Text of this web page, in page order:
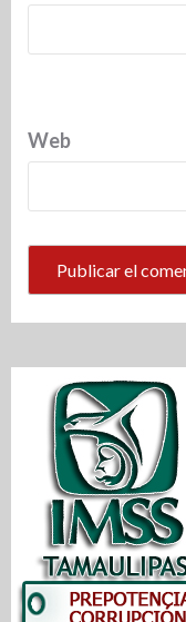
Web